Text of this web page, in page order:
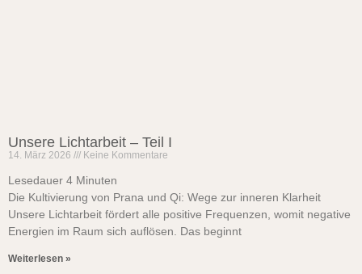
Unsere Lichtarbeit – Teil I
14. März 2026 Keine Kommentare
Lesedauer 4 Minuten
Die Kultivierung von Prana und Qi: Wege zur inneren Klarheit
Unsere Lichtarbeit fördert alle positive Frequenzen, womit negative
Energien im Raum sich auflösen. Das beginnt
Weiterlesen »